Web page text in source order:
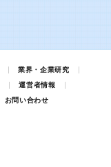
業界・企業研究
運営者情報
お問い合わせ